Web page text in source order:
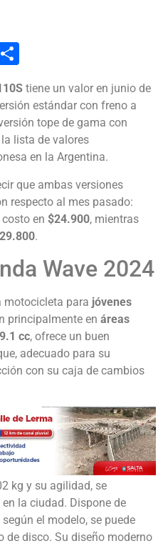
Email
tiene un valor en junio de
estándar con freno a
tope de gama con
lista de valores
en la Argentina.
que ambas versiones
respecto al mes pasado:
en $24.900, mientras
.
Wave 2024
motocicleta para jóvenes
principalmente en áreas
cc, ofrece un buen
adecuado para su
con su caja de cambios
kg y su agilidad, se
la ciudad. Dispone de
el modelo, se puede
de disco. Su diseño moderno